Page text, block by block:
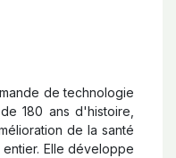
de technologie
180 ans d'histoire,
de la santé
Elle développe